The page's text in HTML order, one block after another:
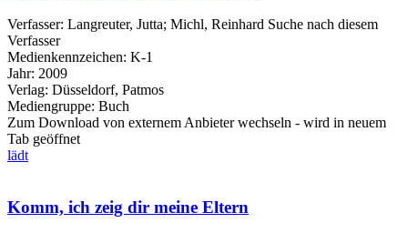
Verfasser: Langreuter, Jutta; Michl, Reinhard Suche nach diesem
Verfasser
Medienkennzeichen: K-1
Jahr: 2009
Verlag: Düsseldorf, Patmos
Mediengruppe: Buch
Zum Download von externem Anbieter wechseln - wird in neuem
Tab geöffnet
lädt
Komm, ich zeig dir meine Eltern